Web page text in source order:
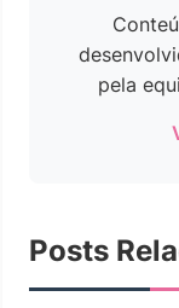
pela
Posts